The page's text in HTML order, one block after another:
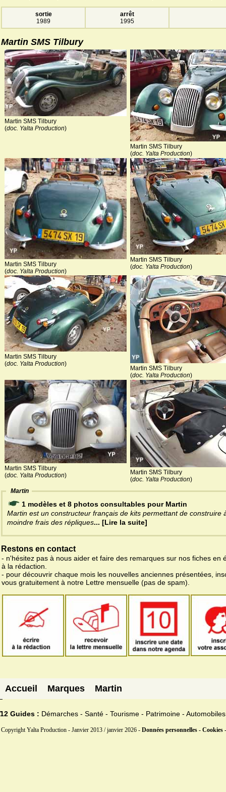
sortie
1989
arrêt
1995
Martin SMS Tilbury
Martin SMS Tilbury
(doc. Yalta Production)
Martin SMS Tilbury
(doc. Yalta Production)
Martin SMS Tilbury
(doc. Yalta Production)
Martin SMS Tilbury
(doc. Yalta Production)
Martin SMS Tilbury
(doc. Yalta Production)
Martin SMS Tilbury
(doc. Yalta Production)
Martin SMS Tilbury
(doc. Yalta Production)
Martin SMS Tilbury
(doc. Yalta Production)
Martin
1 modèles et 8 photos consultables pour Martin
Martin est un constructeur français de kits permettant de construire
moindre frais des répliques... [Lire la suite]
Restons en contact
- n'hésitez pas à nous aider et faire des remarques sur nos fiches en
à la rédaction.
- pour découvrir chaque mois les nouvelles anciennes présentées,
vous gratuitement à notre Lettre mensuelle (pas de spam).
Accueil Marques Martin
12 Guides : Démarches - Santé - Tourisme - Patrimoine - Automobiles
Copyright Yalta Production - Janvier 2013 / janvier 2026 - Données personnelles - Cookies